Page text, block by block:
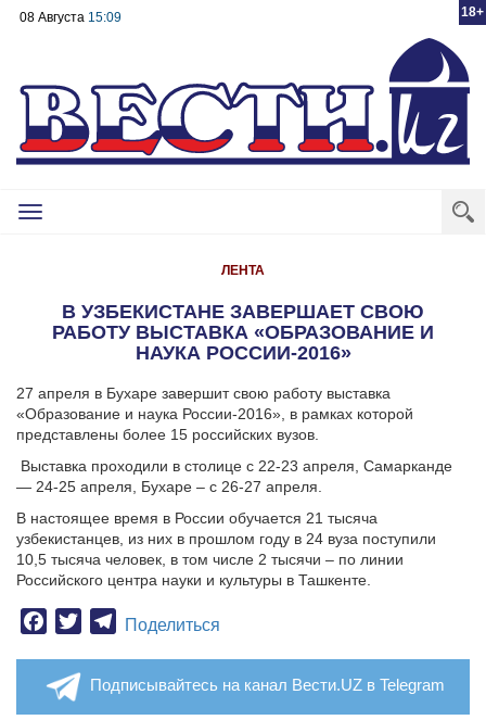
18+
08 Августа 15:09
Toggle
ЛЕНТА
В УЗБЕКИСТАНЕ ЗАВЕРШАЕТ СВОЮ
РАБОТУ ВЫСТАВКА «ОБРАЗОВАНИЕ И
НАУКА РОССИИ-2016»
27 апреля в Бухаре завершит свою работу выставка
«Образование и наука России-2016», в рамках которой
представлены более 15 российских вузов.
Выставка проходили в столице с 22-23 апреля, Самарканде
— 24-25 апреля, Бухаре – с 26-27 апреля.
В настоящее время в России обучается 21 тысяча
узбекистанцев, из них в прошлом году в 24 вуза поступили
10,5 тысяча человек, в том числе 2 тысячи – по линии
Российского центра науки и культуры в Ташкенте.
Facebook
TwitterTelegram
Поделиться
Подписывайтесь на канал Вести.UZ в Telegram